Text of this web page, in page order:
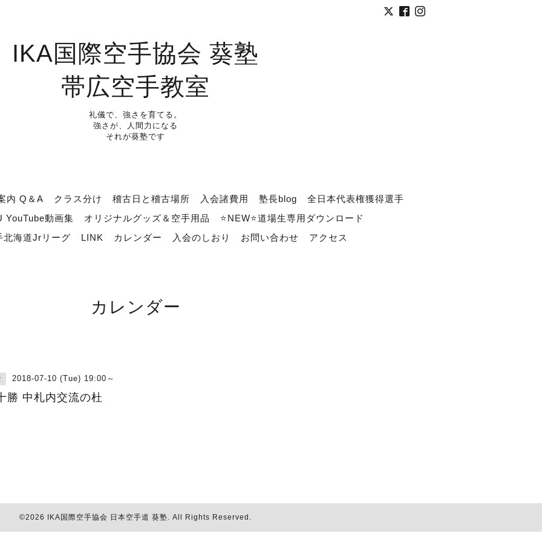
IKA国際空手協会 葵塾
帯広空手教室
礼儀で、強さを育てる。
強さが、人間力になる
それが葵塾です
内 Q＆A クラス分け 稽古日と稽古場所 入会諸費用 塾長blog
全日本代表権獲得選手
YouTube動画集
オリジナルグッズ＆空手用品
⭐NEW⭐道場生専用ダウンロード
北海道Jrリーグ
LINK カレンダー 入会のしおり お問い合わせ アクセス
カレンダー
2018-07-10 (Tue) 19:00～
勝 中札内交流の杜
©2026 IKA国際空手協会 日本空手道 葵塾. All Rights Reserved.